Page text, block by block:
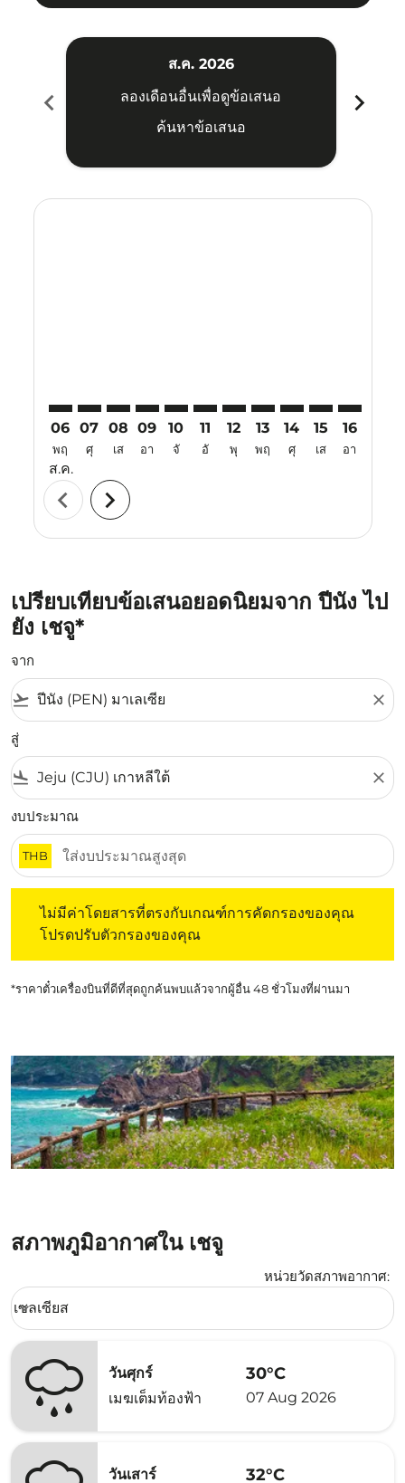
chevron_left
ส.ค. 2026
ลองเดือนอื่นเพื่อดูข้อเสนอ
ค้นหาข้อเสนอ
chevron_right
06
พฤ
ส.ค.
07
ศุ
08
เส
09
อา
10
จั
11
อั
12
พุ
13
พฤ
14
ศุ
15
เส
16
อา
chevron_left chevron_right
เปรียบเทียบข้อเสนอยอดนิยมจาก ปีนัง ไป
ยัง เชจู*
จาก
flight_takeoff close
สู่
flight_land close
งบประมาณ
THB
ไม่มีค่าโดยสารที่ตรงกับเกณฑ์การคัดกรองของคุณ
โปรดปรับตัวกรองของคุณ
*ราคาตั๋วเครื่องบินที่ดีที่สุดถูกค้นพบแล้วจากผู้อื่น 48 ชั่วโมงที่ผ่านมา
สภาพภูมิอากาศใน เชจู
หน่วยวัดสภาพอากาศ:
Weather unit option เซลเซียส Selected
เซลเซียส
keyboard_arrow_down
วันศุกร์
เมฆเต็มท้องฟ้า
30°C
07 Aug 2026
วันเสาร์ 32°C